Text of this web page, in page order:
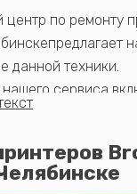
по ремонту
данной техники.
сервиса
использование